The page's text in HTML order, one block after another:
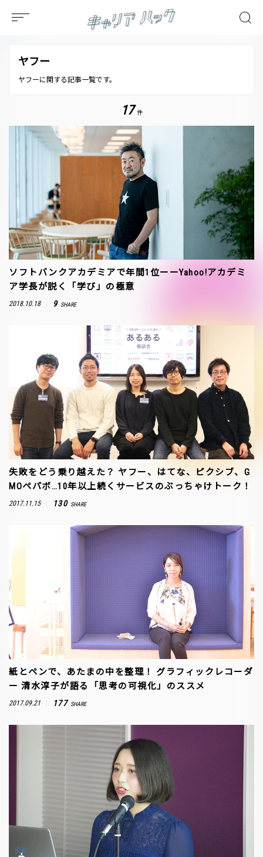
ヤフー
ヤフーに関する記事一覧です。
17 件
ソフトバンクアカデミアで年間1位ーーYahoo!アカデミ
ア学長が説く「学び」の極意
2018.10.18 9 SHARE
失敗をどう乗り越えた？ ヤフー、はてな、ピクシブ、G
MOペパボ…10年以上続くサービスのぶっちゃけトーク！
2017.11.15 130 SHARE
紙とペンで、あたまの中を整理！ グラフィックレコーダ
ー 清水淳子が語る「思考の可視化」のススメ
2017.09.21 177 SHARE